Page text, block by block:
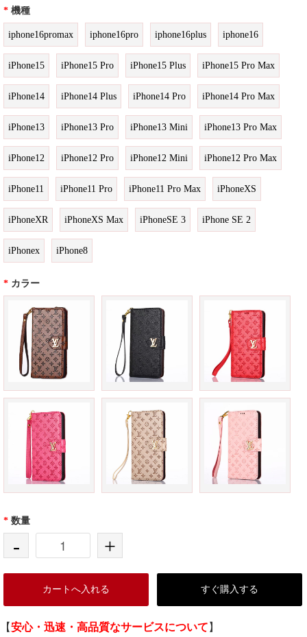
* 機種
iphone16promax iphone16pro iphone16plus iphone16
iPhone15 iPhone15 Pro iPhone15 Plus iPhone15 Pro Max
iPhone14 iPhone14 Plus iPhone14 Pro iPhone14 Pro Max
iPhone13 iPhone13 Pro iPhone13 Mini iPhone13 Pro Max
iPhone12 iPhone12 Pro iPhone12 Mini iPhone12 Pro Max
iPhone11 iPhone11 Pro iPhone11 Pro Max iPhoneXS
iPhoneXR iPhoneXS Max iPhoneSE 3 iPhone SE 2
iPhonex iPhone8
* カラー
* 数量
- +
カートへ入れる すぐ購入する
【安心・迅速・高品質なサービスについて 】